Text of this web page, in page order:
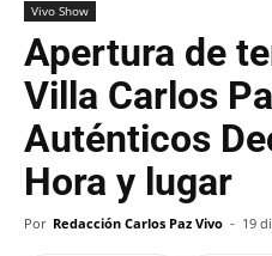
Vivo Show
Apertura de
Villa Carlos
Auténticos
Hora y lugar
Por Redacción Carlos Paz Vivo - 19